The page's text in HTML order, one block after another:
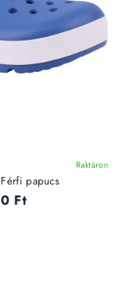
Raktáron
papucs
Ft